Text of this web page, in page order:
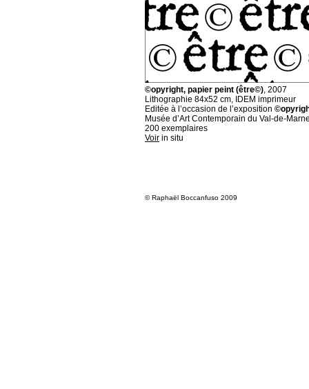
©opyright, papier peint (être©), 2007
Lithographie 84x52 cm, IDEM imprimeur
Editée à l’occasion de l’exposition
Musée d’Art Contemporain du Val-de-
200 exemplaires
Voir in situ
© Raphaël Boccanfuso 2009